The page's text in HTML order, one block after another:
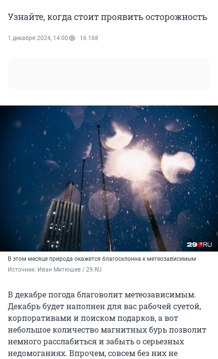
Узнайте, когда стоит проявить осторожность
1 декабря 2024, 14:00 16 168
В этом месяце природа окажется благосклонна к метеозависимым
Источник: Иван Митюшев / 29.RU
В декабре погода благоволит метеозависимым.
Декабрь будет наполнен для вас рабочей суетой,
корпоративами и поиском подарков, а вот
небольшое количество магнитных бурь позволит
немного расслабиться и забыть о серьезных
недомоганиях. Впрочем, совсем без них не